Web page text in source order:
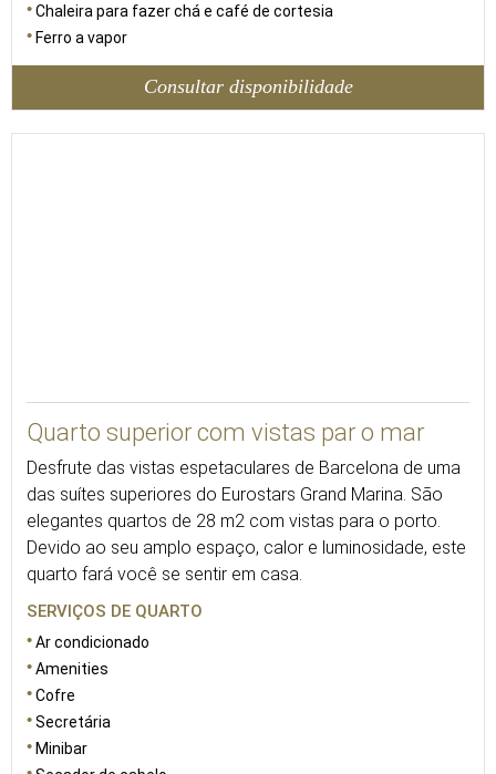
Chaleira para fazer chá e café de cortesia
Ferro a vapor
Consultar disponibilidade
Quarto superior com vistas par o mar
Desfrute das vistas espetaculares de Barcelona de uma
das suítes superiores do Eurostars Grand Marina. São
elegantes quartos de 28 m2 com vistas para o porto.
Devido ao seu amplo espaço, calor e luminosidade, este
quarto fará você se sentir em casa.
SERVIÇOS DE QUARTO
Ar condicionado
Amenities
Cofre
Secretária
Minibar